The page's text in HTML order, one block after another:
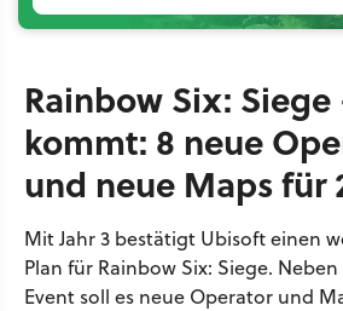
Rainbow Six: Siege
kommt: 8 neue
und neue Maps für
Mit Jahr 3 bestätigt Ubisoft einen
Plan für Rainbow Six: Siege.
Event soll es neue Operator und